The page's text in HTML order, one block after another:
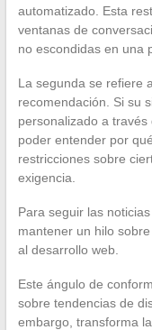
automatizado. Esta
ventanas de
no escondidas en una
La segunda se refiere
recomendación. Si su
personalizado a
poder entender por
restricciones sobre
exigencia.
Para seguir las
mantener un hilo
al desarrollo web.
Este ángulo de
sobre tendencias de
embargo, transforma